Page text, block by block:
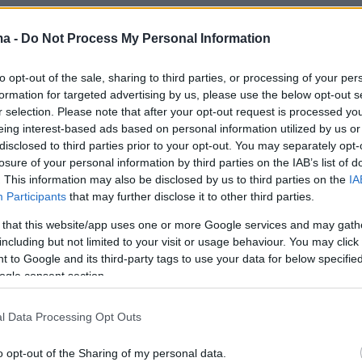
- Do Not Process My Personal Information
opt-out of the sale, sharing to third parties, or processing of your
for targeted advertising by us, please use the below opt-out
selection. Please note that after your opt-out request is processed
interest-based ads based on personal information utilized by us
to third parties prior to your opt-out. You may separately
of your personal information by third parties on the IAB’s list of
This information may also be disclosed by us to third parties on the
Participants that may further disclose it to other third parties.
that this website/app uses one or more Google services and may
but not limited to your visit or usage behaviour. You may
to Google and its third-party tags to use your data for below
consent section.
Data Processing Opt Outs
opt-out of the Sharing of my personal data.
in Ventura County. Structures have already been
engaged in structure protection.
already burned over 200…
DHE6pLQOrU
Wake Up (@HotshotWake)May 18, 2026
το πυροσβεστικό σώμα, προσθέτοντας
«200 πυροσβέστες, τρία